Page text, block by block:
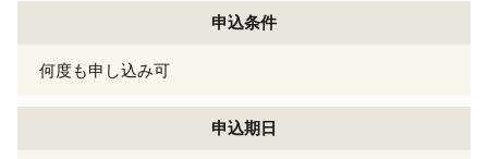
申込条件
何度も申し込み可
申込期日